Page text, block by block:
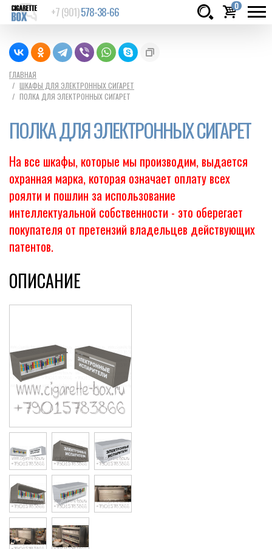
+7 (901)578-38-66 0
ГЛАВНАЯ
ШКАФЫ ДЛЯ ЭЛЕКТРОННЫХ СИГАРЕТ
ПОЛКА ДЛЯ ЭЛЕКТРОННЫХ СИГАРЕТ
ПОЛКА ДЛЯ ЭЛЕКТРОННЫХ СИГАРЕТ
На все шкафы, которые мы производим, выдается
охранная марка, которая означает оплату всех
роялти и пошлин за использование
интеллектуальной собственности - это оберегает
покупателя от претензий владельцев действующих
патентов.
ОПИСАНИЕ